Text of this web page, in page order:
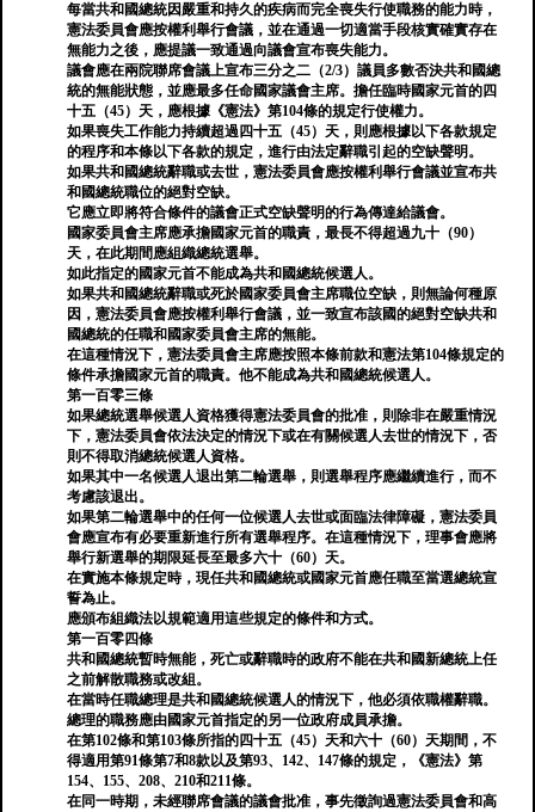
每當共和國總統因嚴重和持久的疾病而完全喪失行使職務的能力時，
憲法委員會應按權利舉行會議，並在通過一切適當手段核實確實存在
無能力之後，應提議一致通過向議會宣布喪失能力。
議會應在兩院聯席會議上宣布三分之二（2/3）議員多數否決共和國總
統的無能狀態，並應最多任命國家議會主席。擔任臨時國家元首的四
十五（45）天，應根據《憲法》第104條的規定行使權力。
如果喪失工作能力持續超過四十五（45）天，則應根據以下各款規定
的程序和本條以下各款的規定，進行由法定辭職引起的空缺聲明。
如果共和國總統辭職或去世，憲法委員會應按權利舉行會議並宣布共
和國總統職位的絕對空缺。
它應立即將符合條件的議會正式空缺聲明的行為傳達給議會。
國家委員會主席應承擔國家元首的職責，最長不得超過九十（90）
天，在此期間應組織總統選舉。
如此指定的國家元首不能成為共和國總統候選人。
如果共和國總統辭職或死於國家委員會主席職位空缺，則無論何種原
因，憲法委員會應按權利舉行會議，並一致宣布該國的絕對空缺共和
國總統的任職和國家委員會主席的無能。
在這種情況下，憲法委員會主席應按照本條前款和憲法第104條規定的
條件承擔國家元首的職責。他不能成為共和國總統候選人。
第一百零三條
如果總統選舉候選人資格獲得憲法委員會的批准，則除非在嚴重情況
下，憲法委員會依法決定的情況下或在有關候選人去世的情況下，否
則不得取消總統候選人資格。
如果其中一名候選人退出第二輪選舉，則選舉程序應繼續進行，而不
考慮該退出。
如果第二輪選舉中的任何一位候選人去世或面臨法律障礙，憲法委員
會應宣布有必要重新進行所有選舉程序。在這種情況下，理事會應將
舉行新選舉的期限延長至最多六十（60）天。
在實施本條規定時，現任共和國總統或國家元首應任職至當選總統宣
誓為止。
應頒布組織法以規範適用這些規定的條件和方式。
第一百零四條
共和國總統暫時無能，死亡或辭職時的政府不能在共和國新總統上任
之前解散職務或改組。
在當時任職總理是共和國總統候選人的情況下，他必須依職權辭職。
總理的職務應由國家元首指定的另一位政府成員承擔。
在第102條和第103條所指的四十五（45）天和六十（60）天期間，不
得適用第91條第7和8款以及第93、142、147條的規定，《憲法》第
154、155、208、210和211條。
在同一時期，未經聯席會議的議會批准，事先徵詢過憲法委員會和高